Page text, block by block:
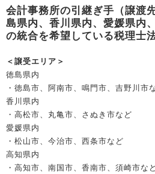
会計事務所の引継ぎ手（譲渡
島県内、香川県内、愛媛県内
の統合を希望している税理士法
＜譲受エリア＞
徳島県内
・徳島市、阿南市、鳴門市、吉野川市
香川県内
・高松市、丸亀市、さぬき市など
愛媛県内
・松山市、今治市、西条市など
高知県内
・高知市、南国市、香南市、須崎市な